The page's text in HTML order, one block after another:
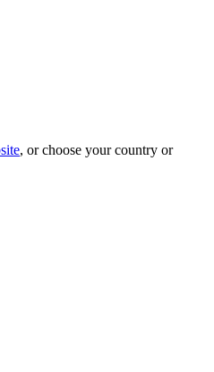
, or choose your country or